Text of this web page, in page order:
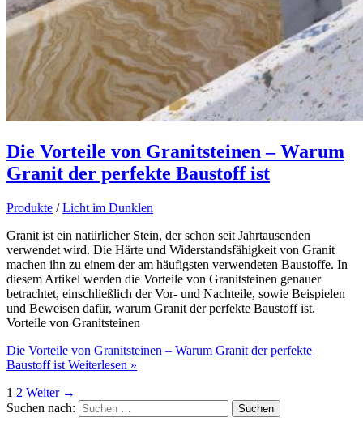
Die Vorteile von Granitsteinen – Warum
Granit der perfekte Baustoff ist
Produkte /Licht im Dunklen
Granit ist ein natürlicher Stein, der schon seit Jahrtausenden
verwendet wird. Die Härte und Widerstandsfähigkeit von Granit
machen ihn zu einem der am häufigsten verwendeten Baustoffe. In
diesem Artikel werden die Vorteile von Granitsteinen genauer
betrachtet, einschließlich der Vor- und Nachteile, sowie Beispielen
und Beweisen dafür, warum Granit der perfekte Baustoff ist.
Vorteile von Granitsteinen
Die Vorteile von Granitsteinen – Warum Granit der perfekte
Baustoff ist Weiterlesen »
1 2 Weiter →
Suchen nach: